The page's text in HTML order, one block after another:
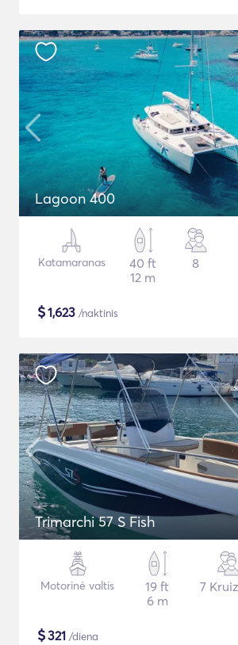
Lagoon 400
Katamaranas
40 ft
12 m
8
$1,623 /naktinis
Trimarchi 57 S Fish
Motorinė valtis
19 ft
6 m
7
$321 /diena